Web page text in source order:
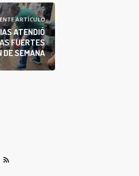
ARTÍCULO
ATENDIÓ
FUERTES
DE SEMANA